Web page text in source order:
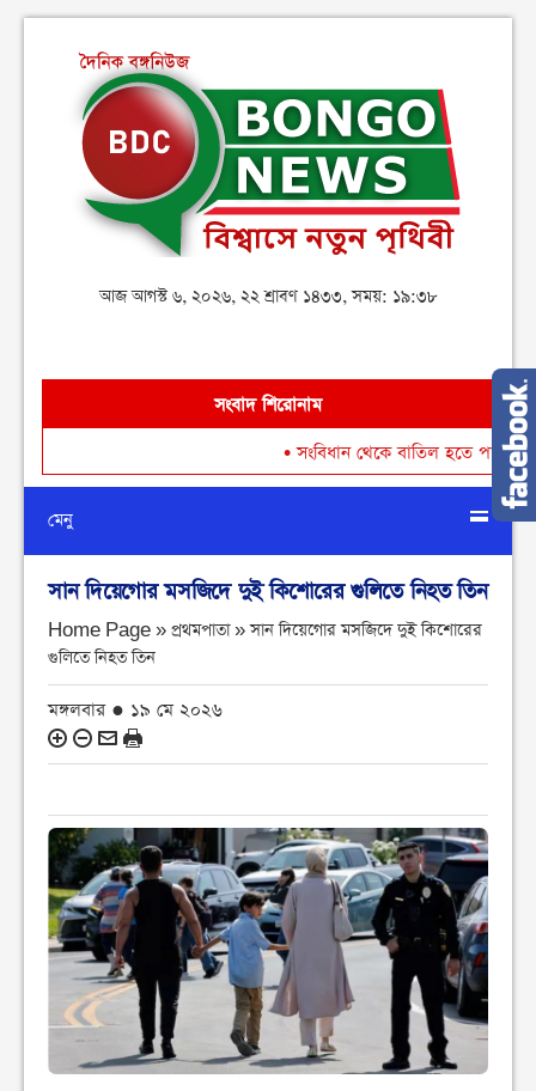
আজ আগস্ট ৬, ২০২৬, ২২ শ্রাবণ ১৪৩৩, সময়: ১৯:৩৮
সংবাদ শিরোনাম
সংবিধান থেকে বাতিল হতে পারে শেখ
মেনু
সান দিয়েগোর মসজিদে দুই কিশোরের গুলিতে নিহত তিন
Home Page » প্রথমপাতা »সান দিয়েগোর মসজিদে দুই কিশোরের
গুলিতে নিহত তিন
মঙ্গলবার ● ১৯ মে ২০২৬